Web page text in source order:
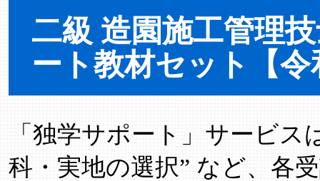
二級 造園施工管理
ート教材セット【令
「独学サポート」サービス
科・実地の選択” など、各